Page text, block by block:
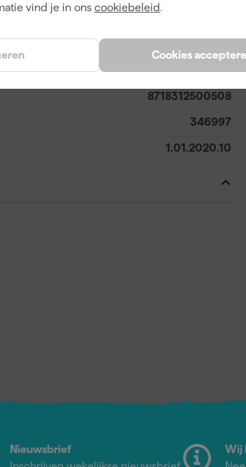
vind je in ons cookiebeleid.
Cookies
8718312500508
346997
1.01.2020.10
Nieuwsbrief
Wij